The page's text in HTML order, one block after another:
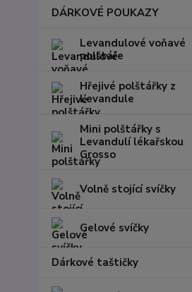
DÁRKOVÉ POUKAZY
Levandulové voňavé
polštáře
Hřejivé polštářky z
Levandule
Mini polštářky s
Levandulí lékařskou
Grosso
Volně stojící svíčky
Gelové svíčky
Dárkové taštičky